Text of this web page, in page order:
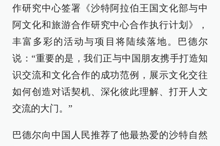
作研究中心签署《沙特阿拉伯王国文化部与中
阿文化和旅游合作研究中心合作执行计划》，
丰富多彩的活动与项目将陆续落地。巴德尔
说：“重要的是，我们正与中国朋友携手打造知
识交流和文化合作的成功范例，展示文化交往
如何创造对话契机、深化彼此理解、打开人文
交流的大门。”
巴德尔向中国人民推荐了他最热爱的沙特自然